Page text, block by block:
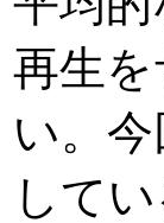
再生
い。
して